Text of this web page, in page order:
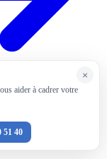
×
aider à cadrer votre
51 40